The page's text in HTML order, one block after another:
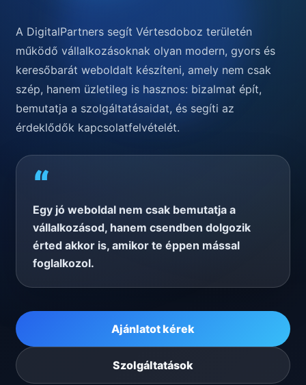
A DigitalPartners segít Vértesdoboz területén
működő vállalkozásoknak olyan modern, gyors és
keresőbarát weboldalt készíteni, amely nem csak
szép, hanem üzletileg is hasznos: bizalmat épít,
bemutatja a szolgáltatásaidat, és segíti az
érdeklődők kapcsolatfelvételét.
“
Egy jó weboldal nem csak bemutatja a
vállalkozásod, hanem csendben dolgozik
érted akkor is, amikor te éppen mással
foglalkozol.
Ajánlatot kérek
Szolgáltatások